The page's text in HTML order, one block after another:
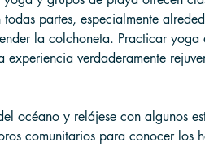
todas partes, especialmente
la colchoneta. Practicar
verdaderamente
océano y relájese con algunos
comunitarios para conocer los